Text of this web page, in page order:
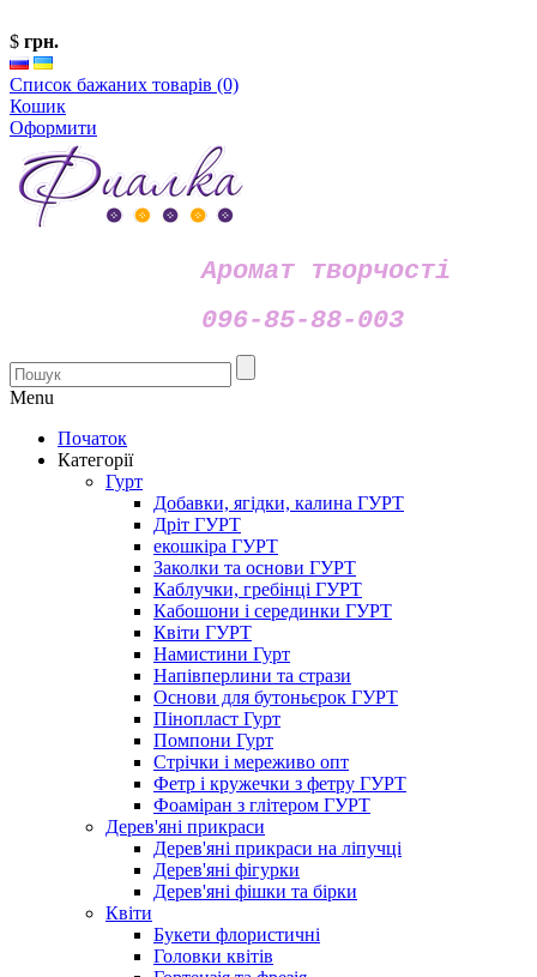
$ грн.
Список бажаних товарів (0)
Кошик
Оформити
Аромат творчості
096-85-88-003
Menu
Початок
Категорії
Гурт
Добавки, ягідки, калина ГУРТ
Дріт ГУРТ
екошкіра ГУРТ
Заколки та основи ГУРТ
Каблучки, гребінці ГУРТ
Кабошони і серединки ГУРТ
Квіти ГУРТ
Намистини Гурт
Напівперлини та стрази
Основи для бутоньєрок ГУРТ
Пінопласт Гурт
Помпони Гурт
Стрічки і мереживо опт
Фетр і кружечки з фетру ГУРТ
Фоаміран з глітером ГУРТ
Дерев'яні прикраси
Дерев'яні прикраси на ліпучці
Дерев'яні фігурки
Дерев'яні фішки та бірки
Квіти
Букети флористичні
Головки квітів